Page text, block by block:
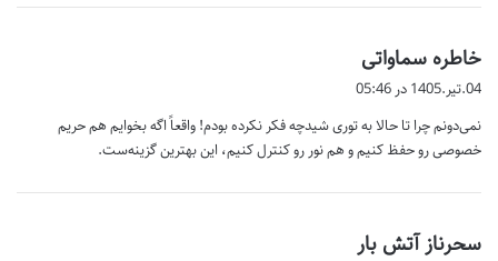
خاطره سماواتی
ف
:
04.تیر.1405 در 05:46
نمی‌دونم چرا تا حالا به توری شیدچه فکر نکرده بودم! واقعاً اگه بخوایم هم حریم
خصوصی رو حفظ کنیم و هم نور رو کنترل کنیم، این بهترین گزینه‌ست.
سحرناز آتش بار